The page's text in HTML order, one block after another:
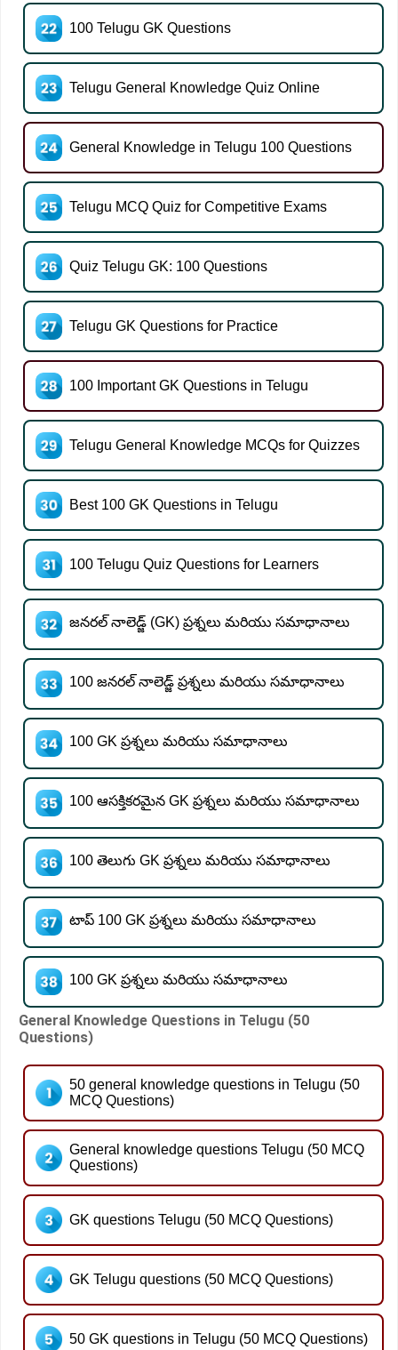
100 Telugu GK Questions
Telugu General Knowledge Quiz Online
General Knowledge in Telugu 100 Questions
Telugu MCQ Quiz for Competitive Exams
Quiz Telugu GK: 100 Questions
Telugu GK Questions for Practice
100 Important GK Questions in Telugu
Telugu General Knowledge MCQs for Quizzes
Best 100 GK Questions in Telugu
100 Telugu Quiz Questions for Learners
జనరల్ నాలెడ్జ్ (GK) ప్రశ్నలు మరియు సమాధానాలు
100 జనరల్ నాలెడ్జ్ ప్రశ్నలు మరియు సమాధానాలు
100 GK ప్రశ్నలు మరియు సమాధానాలు
100 ఆసక్తికరమైన GK ప్రశ్నలు మరియు సమాధానాలు
100 తెలుగు GK ప్రశ్నలు మరియు సమాధానాలు
టాప్ 100 GK ప్రశ్నలు మరియు సమాధానాలు
100 GK ప్రశ్నలు మరియు సమాధానాలు
General Knowledge Questions in Telugu (50
Questions)
50 general knowledge questions in Telugu (50
MCQ Questions)
General knowledge questions Telugu (50 MCQ
Questions)
GK questions Telugu (50 MCQ Questions)
GK Telugu questions (50 MCQ Questions)
50 GK questions in Telugu (50 MCQ Questions)